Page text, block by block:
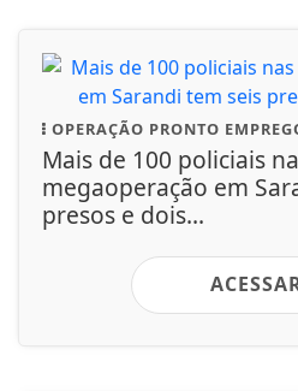
OPERAÇÃO PRONTO
Mais de 100 policiais
megaoperação em
presos e dois...